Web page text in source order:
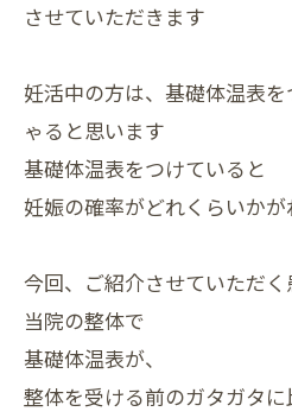
させていただきます
妊活中の方は、基礎体温表
ゃると思います
基礎体温表をつけていると
妊娠の確率がどれくらいか
今回、ご紹介させていただく
当院の整体で
基礎体温表が、
整体を受ける前のガタガタに